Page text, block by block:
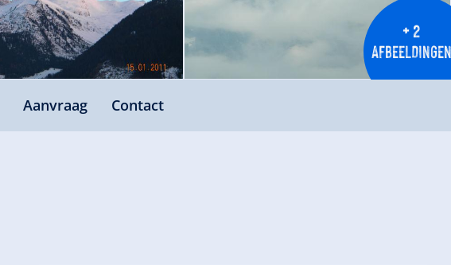
+ 2
AFBEELDINGEN
Aanvraag Contact